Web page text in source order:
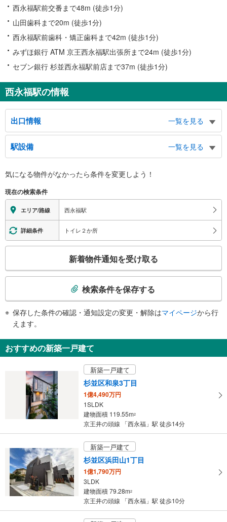
西永福駅前交番まで48m (徒歩1分)
山田歯科まで20m (徒歩1分)
西永福駅前歯科・矯正歯科まで42m (徒歩1分)
みずほ銀行 ATM 京王西永福駅出張所まで24m (徒歩1分)
セブン銀行 杉並西永福駅前店まで37m (徒歩1分)
西永福駅の情報
出口情報
一覧を見る
北口
永福３・４丁目、浜田山３・４丁目、井ノ頭通り、方南通り、和田堀公園、高
千穂大学、大宮八幡宮
南口
駅設備
一覧を見る
※段差なしでの移動経路
地上⇔改札⇔ホーム：○
エレベータ
・ホーム⇔改札
・北口
・南口
エスカレータ
・北口
・南口
《多機能トイレ》
・改札内
その他
・ＡＥＤ
気になる物件がなかったら条件を変更しよう！
現在の検索条件
エリア/路線 西永福駅
詳細条件 トイレ２か所
検
知
を
マ
イ
ペ
ー
ジ
に
新着物件通知を受け取る
検索条件を保存する
保存した条件の確認・通知設定の変更・解除はマイページから行
えます。
おすすめの新築一戸建て
新築一戸建て
杉並区和泉3丁目
1億4,490万円
1SLDK
建物面積 119.55m2
京王井の頭線 「西永福」駅 徒歩14分
新築一戸建て
杉並区浜田山1丁目
1億1,790万円
3LDK
建物面積 79.28m2
京王井の頭線 「西永福」駅 徒歩10分